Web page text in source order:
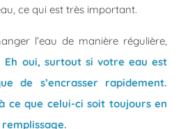
ce qui est très important.
l’eau de manière régulière,
Eh oui, surtout si votre eau est
de s’encrasser rapidement.
ce que celui-ci soit toujours en